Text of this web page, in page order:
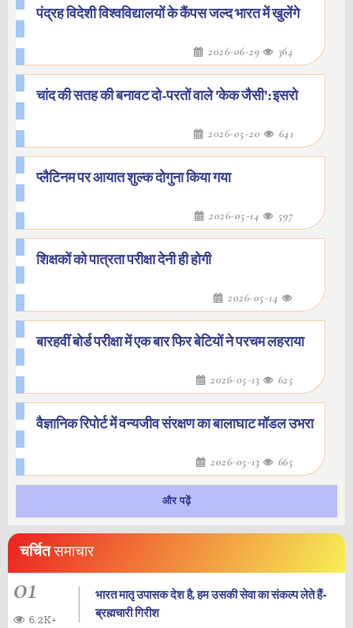
पंद्रह विदेशी विश्वविद्यालयों के कैंपस जल्द भारत में खुलेंगे
2026-06-29 364
चांद की सतह की बनावट दो-परतों वाले 'केक जैसी': इसरो
2026-05-20 641
प्लैटिनम पर आयात शुल्क दोगुना किया गया
2026-05-14 597
शिक्षकों को पात्रता परीक्षा देनी ही होगी
2026-05-14
बारहवीं बोर्ड परीक्षा में एक बार फिर बेटियों ने परचम लहराया
2026-05-13 625
वैज्ञानिक रिपोर्ट में वन्यजीव संरक्षण का बालाघाट मॉडल उभरा
2026-05-13 665
और पढ़ें
चर्चितसमाचार
01
भारत मातृ उपासक देश है, हम उसकी सेवा का संकल्प लेते हैं-
ब्रह्मचारी गिरीश
6.2K+